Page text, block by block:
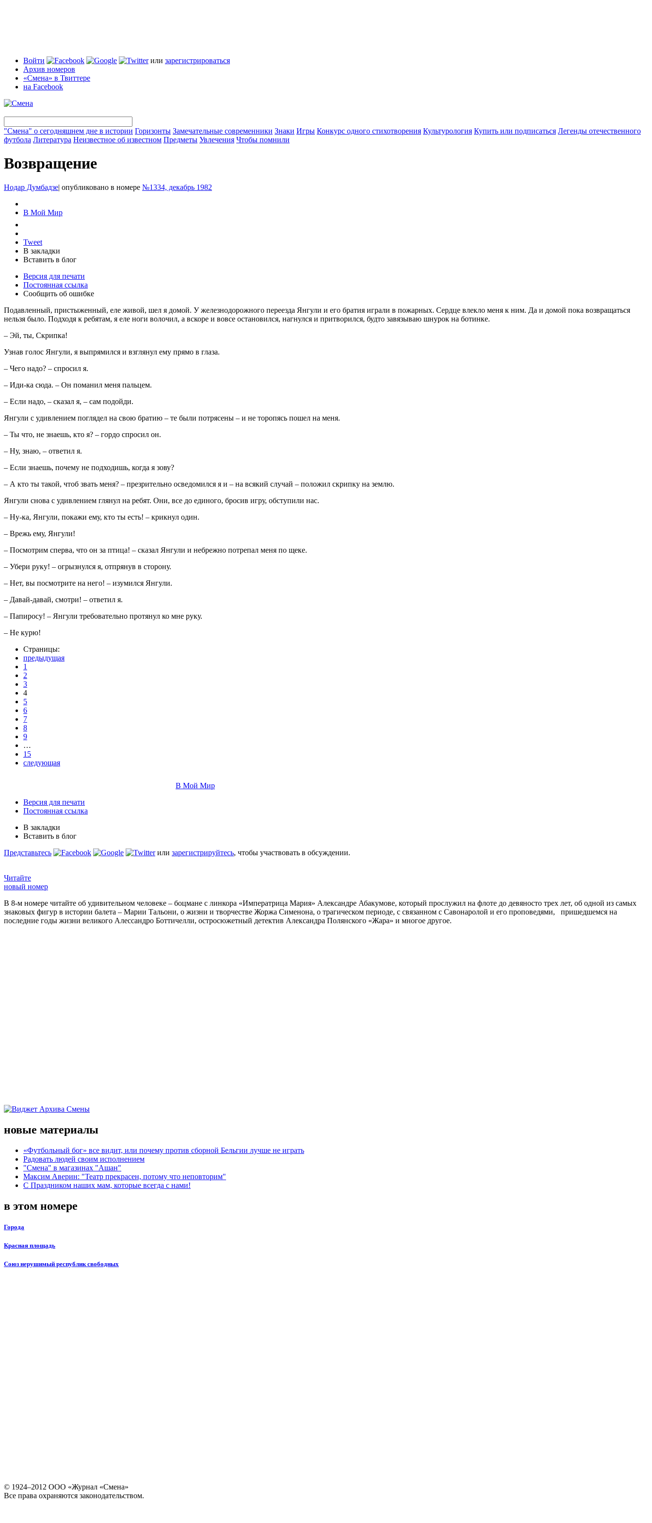
Войти или зарегистрироваться
Архив номеров
«Смена» в Твиттере
на Facebook
"Смена" о сегодняшнем дне в истории Горизонты Замечательные современники Знаки Игры Конкурс одного стихотворения Культурология Купить или подписаться Легенды отечественного
футбола Литература Неизвестное об известном Предметы Увлечения Чтобы помнили
Возвращение
Нодар Думбадзе| опубликовано в номере №1334, декабрь 1982
В Мой Мир
Tweet
В закладки
Вставить в блог
Версия для печати
Постоянная ссылка
Сообщить об ошибке
Подавленный, пристыженный, еле живой, шел я домой. У железнодорожного переезда Янгули и его братия играли в пожарных. Сердце влекло меня к ним. Да и домой пока возвращаться
нельзя было. Подходя к ребятам, я еле ноги волочил, а вскоре и вовсе остановился, нагнулся и притворился, будто завязываю шнурок на ботинке.
– Эй, ты, Скрипка!
Узнав голос Янгули, я выпрямился и взглянул ему прямо в глаза.
– Чего надо? – спросил я.
– Иди-ка сюда. – Он поманил меня пальцем.
– Если надо, – сказал я, – сам подойди.
Янгули с удивлением поглядел на свою братию – те были потрясены – и не торопясь пошел на меня.
– Ты что, не знаешь, кто я? – гордо спросил он.
– Ну, знаю, – ответил я.
– Если знаешь, почему не подходишь, когда я зову?
– А кто ты такой, чтоб звать меня? – презрительно осведомился я и – на всякий случай – положил скрипку на землю.
Янгули снова с удивлением глянул на ребят. Они, все до единого, бросив игру, обступили нас.
– Ну-ка, Янгули, покажи ему, кто ты есть! – крикнул один.
– Врежь ему, Янгули!
– Посмотрим сперва, что он за птица! – сказал Янгули и небрежно потрепал меня по щеке.
– Убери руку! – огрызнулся я, отпрянув в сторону.
– Нет, вы посмотрите на него! – изумился Янгули.
– Давай-давай, смотри! – ответил я.
– Папиросу! – Янгули требовательно протянул ко мне руку.
– Не курю!
Страницы:
предыдущая
1
2
3
4
5
6
7
8
9
…
15
следующая
В Мой Мир
Версия для печати
Постоянная ссылка
В закладки
Вставить в блог
Представьтесь
или зарегистрируйтесь, чтобы участвовать в обсуждении.
Читайте
новый номер
В 8-м номере читайте об удивительном человеке – боцмане с линкора «Императрица Мария» Александре Абакумове, который прослужил на флоте до девяносто трех лет, об одной из самых
знаковых фигур в истории балета – Марии Тальони, о жизни и творчестве Жоржа Сименона, о трагическом периоде, с связанном с Савонаролой и его проповедями, пришедшемся на
последние годы жизни великого Алессандро Боттичелли, остросюжетный детектив Александра Полянского «Жара» и многое другое.
новые материалы
«Футбольный бог» все видит, или почему против сборной Бельгии лучше не играть
Радовать людей своим исполнением
"Смена" в магазинах "Ашан"
Максим Аверин: "Театр прекрасен, потому что неповторим"
С Праздником наших мам, которые всегда с нами!
в этом номере
Города
Красная площадь
Союз нерушимый республик свободных
© 1924–2012 ООО «Журнал «Смена»
Все права охраняются законодательством.